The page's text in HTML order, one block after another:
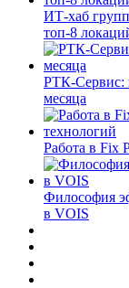
ИТ-хаб
топ-8
РТК-Сервис:
месяца
Работа в Fix
Философия
в VOIS